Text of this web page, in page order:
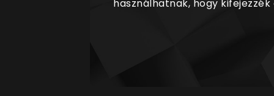
használhatnak, hogy